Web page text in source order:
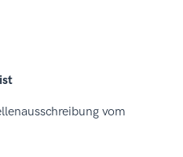
vom